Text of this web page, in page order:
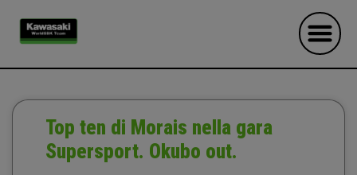
Top ten di Morais nella gara
Supersport. Okubo out.